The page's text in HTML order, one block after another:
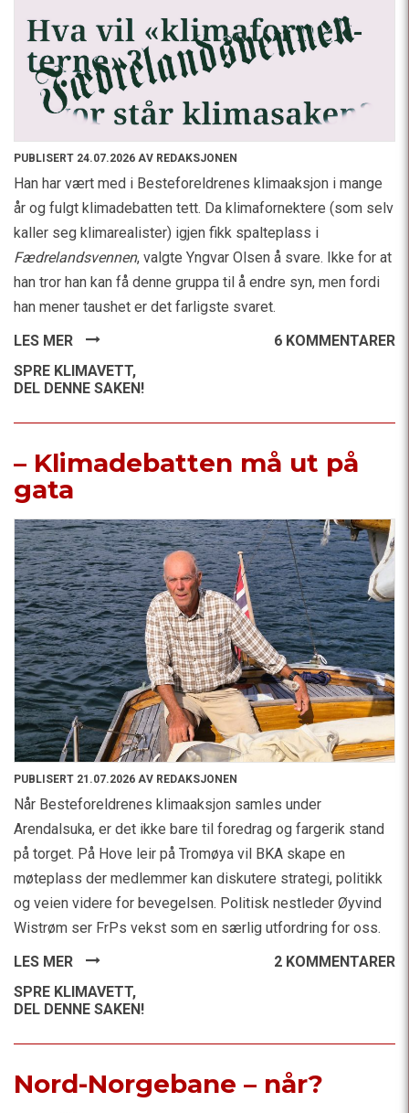
PUBLISERT 24.07.2026 AV REDAKSJONEN
Han har vært med i Besteforeldrenes klimaaksjon i mange
år og fulgt klimadebatten tett. Da klimafornektere (som selv
kaller seg klimarealister) igjen fikk spalteplass i
Fædrelandsvennen, valgte Yngvar Olsen å svare. Ikke for at
han tror han kan få denne gruppa til å endre syn, men fordi
han mener taushet er det farligste svaret.
LES MER
6 KOMMENTARER
SPRE KLIMAVETT,
DEL DENNE SAKEN!
– Klimadebatten må ut på
gata
PUBLISERT 21.07.2026 AV REDAKSJONEN
Når Besteforeldrenes klimaaksjon samles under
Arendalsuka, er det ikke bare til foredrag og fargerik stand
på torget. På Hove leir på Tromøya vil BKA skape en
møteplass der medlemmer kan diskutere strategi, politikk
og veien videre for bevegelsen. Politisk nestleder Øyvind
Wistrøm ser FrPs vekst som en særlig utfordring for oss.
LES MER
2 KOMMENTARER
SPRE KLIMAVETT,
DEL DENNE SAKEN!
Nord-Norgebane – når?